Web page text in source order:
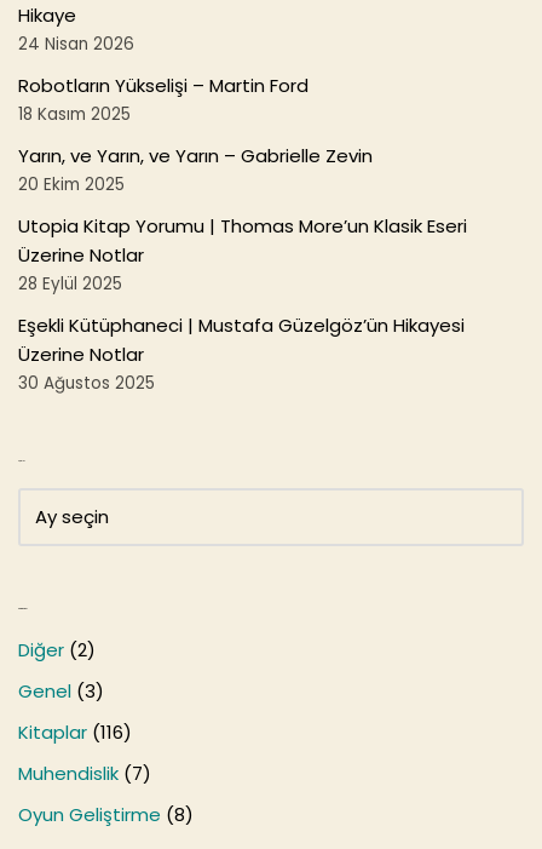
Hikaye
24 Nisan 2026
Robotların Yükselişi – Martin Ford
18 Kasım 2025
Yarın, ve Yarın, ve Yarın – Gabrielle Zevin
20 Ekim 2025
Utopia Kitap Yorumu | Thomas More’un Klasik Eseri
Üzerine Notlar
28 Eylül 2025
Eşekli Kütüphaneci | Mustafa Güzelgöz’ün Hikayesi
Üzerine Notlar
30 Ağustos 2025
Diğer (2)
Genel (3)
Kitaplar (116)
Muhendislik (7)
Oyun Geliştirme (8)